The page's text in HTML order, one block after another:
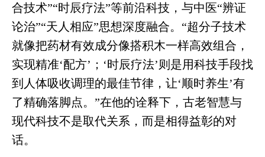
合技术”“时辰疗法”等前沿科技，与中医“辨证
论治”“天人相应”思想深度融合。“超分子技术
就像把药材有效成分像搭积木一样高效组合，
实现精准‘配方’；‘时辰疗法’则是用科技手段找
到人体吸收调理的最佳节律，让‘顺时养生’有
了精确落脚点。”在他的诠释下，古老智慧与
现代科技不是取代关系，而是相得益彰的对
话。